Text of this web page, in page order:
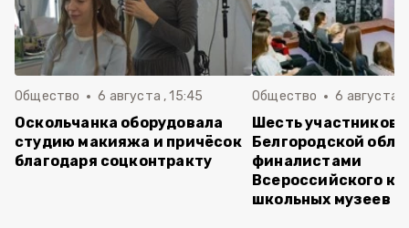
Общество 6 августа , 15:45
Оскольчанка оборудовала
студию макияжа и причёсок
благодаря соцконтракту
Общество 6 августа ,
Шесть участников
Белгородской
финалистами
Всероссийского
школьных музеев